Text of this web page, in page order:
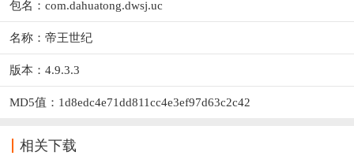
包名：com.dahuatong.dwsj.uc
名称：帝王世纪
版本：4.9.3.3
MD5值：1d8edc4e71dd811cc4e3ef97d63c2c42
相关下载